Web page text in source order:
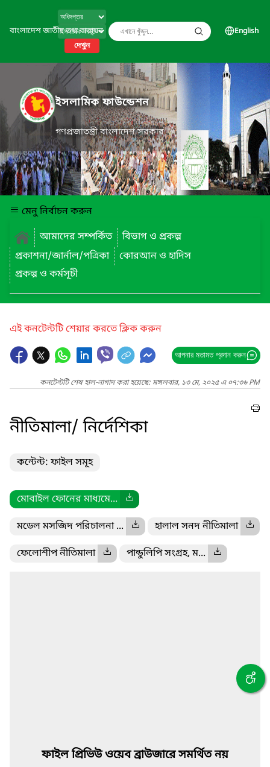
বাংলাদেশ জাতীয় তথ্য বাতায়ন
দেখুন
English
ইসলামিক ফাউন্ডেশন
গণপ্রজাতন্ত্রী বাংলাদেশ সরকার
মেনু নির্বাচন করুন
আমাদের সম্পর্কিত
বিভাগ ও প্রকল্প
প্রকাশনা/জার্নাল/পত্রিকা
কোরআন ও হাদিস
প্রকল্প ও কর্মসূচী
এই কনটেন্টটি শেয়ার করতে ক্লিক করুন
আপনার মতামত প্রদান করুন
কনটেন্টটি শেষ হাল-নাগাদ করা হয়েছে: মঙ্গলবার, ১৩ মে, ২০২৫ এ ০৭:৩৬ PM
নীতিমালা/ নির্দেশিকা
কন্টেন্ট: ফাইল সমূহ
মোবাইল ফোনের মাধ্যমে...
মডেল মসজিদ পরিচালনা ... হালাল সনদ নীতিমালা
ফেলোশীপ নীতিমালা পান্ডুলিপি সংগ্রহ, ম...
ফাইল প্রিভিউ ওয়েব ব্রাউজারে সমর্থিত নয়